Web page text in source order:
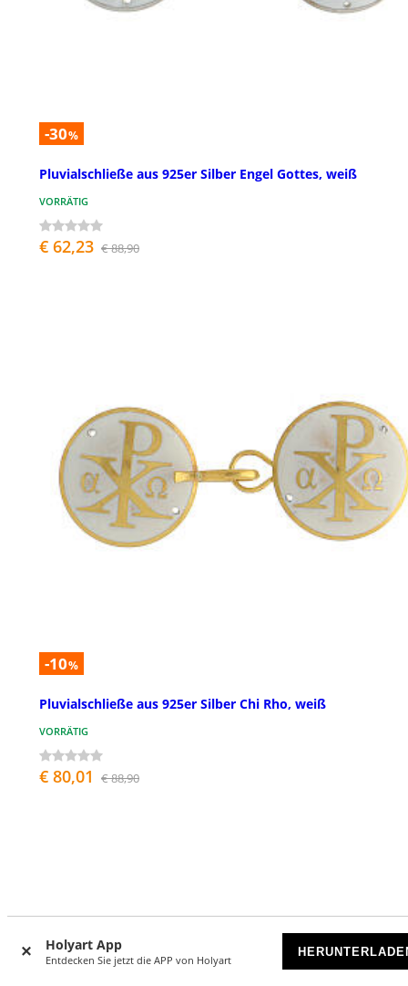
Holyart App
Entdecken Sie jetzt die APP von Holyart
-30%
Pluvialschließe aus 925er Silber Engel Gottes, weiß
VORRÄTIG
€ 62,23 € 88,90
-10%
Pluvialschließe aus 925er Silber Chi Rho, weiß
VORRÄTIG
€ 80,01 € 88,90